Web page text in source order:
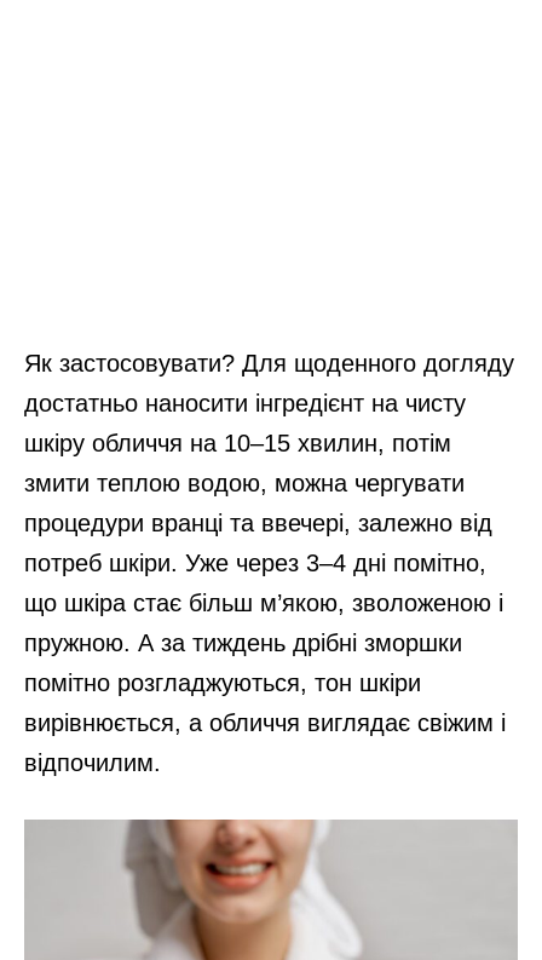
Як застосовувати? Для щоденного догляду
достатньо наносити інгредієнт на чисту
шкіру обличчя на 10–15 хвилин, потім
змити теплою водою, можна чергувати
процедури вранці та ввечері, залежно від
потреб шкіри. Уже через 3–4 дні помітно,
що шкіра стає більш м’якою, зволоженою і
пружною. А за тиждень дрібні зморшки
помітно розгладжуються, тон шкіри
вирівнюється, а обличчя виглядає свіжим і
відпочилим.